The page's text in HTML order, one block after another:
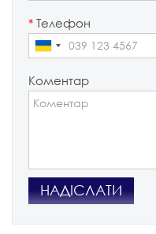
* Телефон
Коментар
НАДІСЛАТИ